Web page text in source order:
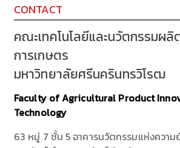
CONTACT
คณะเทคโนโลยีและนวัตกรรมผ
การเกษตร
มหาวิทยาลัยศรีนครินทรวิโรฒ
Faculty of Agricultural Product
Technology
63 หมู่ 7 ชั้น 5 อาคารนวัตกรรมแห่งควา